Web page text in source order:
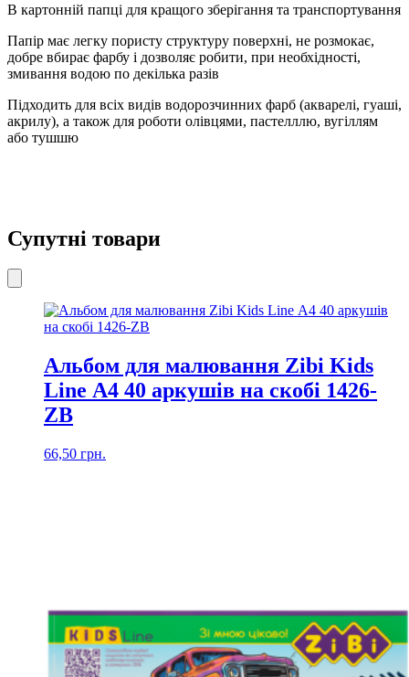
В картонній папці для кращого зберігання та транспортування
Папір має легку пористу структуру поверхні, не розмокає,
добре вбирає фарбу і дозволяє робити, при необхідності,
змивання водою по декілька разів
Підходить для всіх видів водорозчинних фарб (акварелі, гуаші,
акрилу), а також для роботи олівцями, пастелллю, вугіллям
або тушшю
Супутні товари
Альбом для малювання Zibi Kids
Line А4 40 аркушів на скобі 1426-
ZB
66,50 грн.